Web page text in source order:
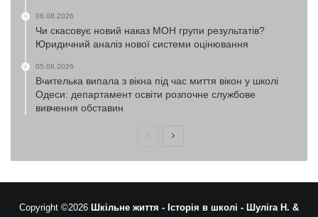
06.08.2026
Чи скасовує новий наказ МОН групи результатів?
Юридичний аналіз нової системи оцінювання
05.08.2026
Вчителька випала з вікна під час миття вікон у школі
Одеси: департамент освіти розпочне службове
вивчення обставин
ПопередняНаступна
Copyright ©2026 Шкільне життя - Історія в школі - Шуліга Н. &